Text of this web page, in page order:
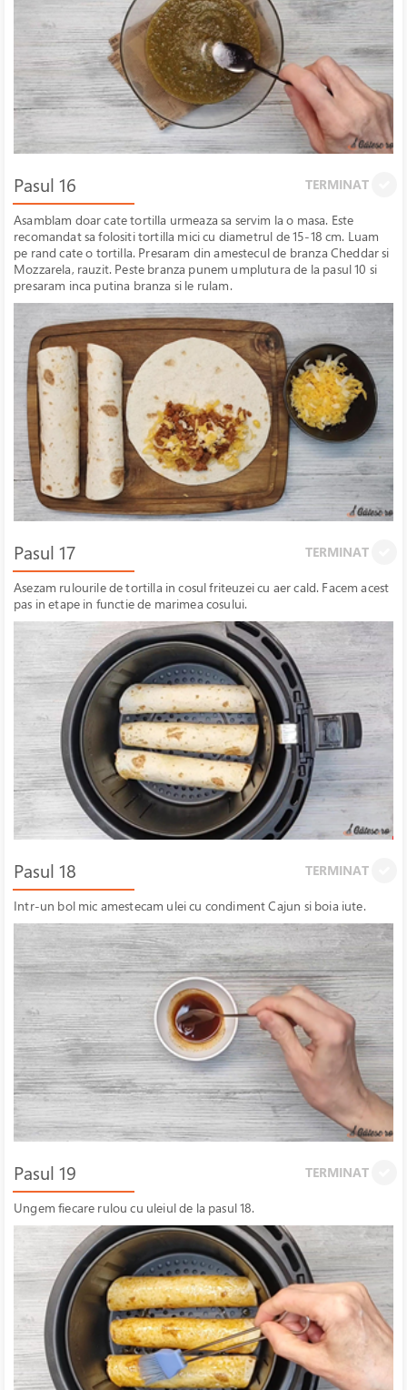
Pasul 16 TERMINAT
Asamblam doar cate tortilla urmeaza sa servim la o masa. Este
recomandat sa folositi tortilla mici cu diametrul de 15-18 cm. Luam
pe rand cate o tortilla. Presaram din amestecul de branza Cheddar si
Mozzarela, rauzit. Peste branza punem umplutura de la pasul 10 si
presaram inca putina branza si le rulam.
Pasul 17 TERMINAT
Asezam rulourile de tortilla in cosul friteuzei cu aer cald. Facem acest
pas in etape in functie de marimea cosului.
Pasul 18 TERMINAT
Intr-un bol mic amestecam ulei cu condiment Cajun si boia iute.
Pasul 19 TERMINAT
Ungem fiecare rulou cu uleiul de la pasul 18.